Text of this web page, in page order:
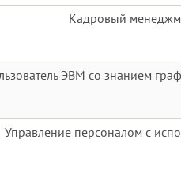
Кадровый
ЭВМ со знанием
Управление персоналом с